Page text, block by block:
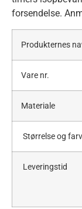
forsendelse.
Produkternes
Vare nr.
Materiale
Størrelse og
Leveringstid